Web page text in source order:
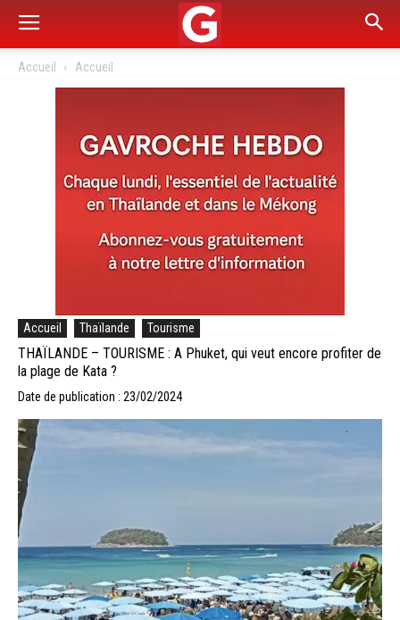
Accueil Accueil
Accueil Thaïlande Tourisme
THAÏLANDE – TOURISME : A Phuket, qui veut encore profiter de
la plage de Kata ?
Date de publication : 23/02/2024